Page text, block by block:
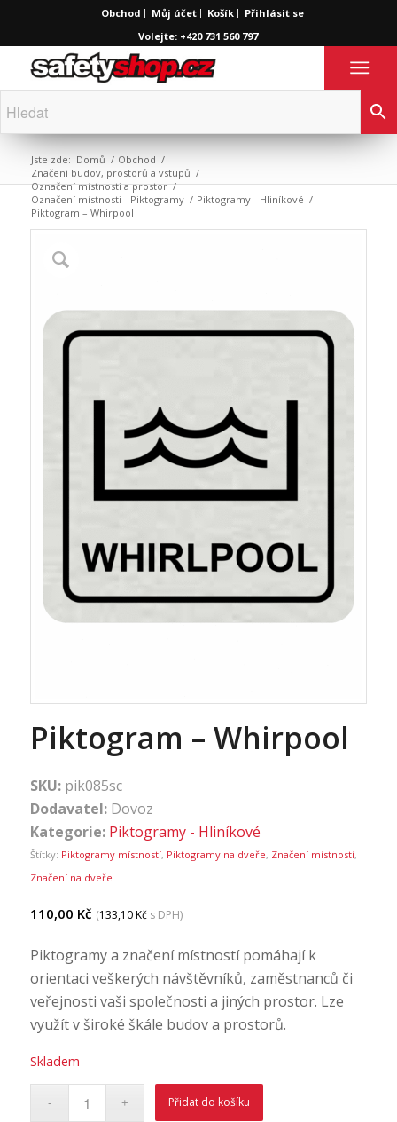
Obchod Můj účet Košík
Přihlásit se
Volejte: +420 731 560 797
Jste zde: Domů / Obchod /
Značení budov, prostorů a vstupů /
Označení místnosti a prostor /
Označení místnosti - Piktogramy / Piktogramy - Hliníkové /
Piktogram – Whirpool
Piktogram – Whirpool
SKU: pik085sc
Dodavatel: Dovoz
Kategorie: Piktogramy - Hliníkové
Štítky: Piktogramy místností, Piktogramy na dveře, Značení místností,
Značení na dveře
110,00 Kč (133,10Kčs DPH)
Piktogramy a značení místností pomáhají k
orientaci veškerých návštěvníků, zaměstnanců či
veřejnosti vaši společnosti a jiných prostor. Lze
využít v široké škále budov a prostorů.
Skladem
Přidat do košíku